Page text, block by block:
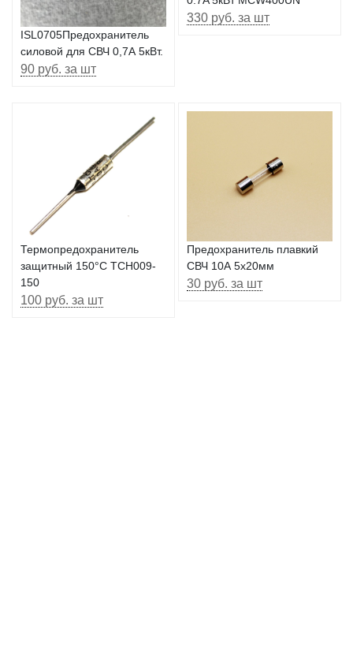
ISL0705Предохранитель
силовой для СВЧ 0,7А 5кВт.
90 руб. за шт
330 руб. за шт
Термопредохранитель
защитный 150°C TCH009-
150
100 руб. за шт
Предохранитель плавкий
СВЧ 10А 5х20мм
30 руб. за шт